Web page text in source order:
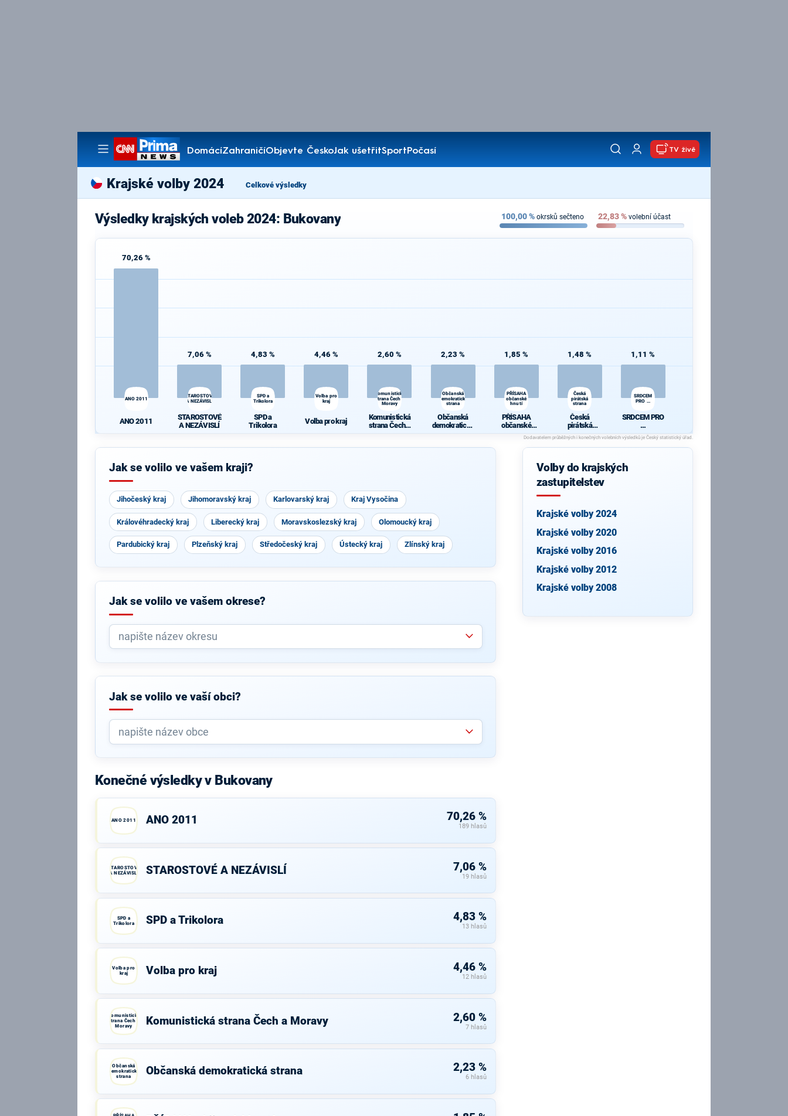
DomácíZahraničíObjevte ČeskoJak ušetřitSportPočasí
Pořady
TV živě
Krajské volby 2024 Celkové výsledky
Výsledky krajských voleb 2024: Bukovany 100,00% okrsků sečteno 22,83% volební účast
70,26 %
ANO 2011
ANO 2011
7,06 %
STAROSTOVÉ
A NEZÁVISLÍ
STAROSTOVÉ
A NEZÁVISLÍ
4,83 %
SPD a
Trikolora
SPD a
Trikolora
4,46 %
Volba pro
kraj
Volba pro kraj
2,60 %
Komunistická
strana Čech a
Moravy
Komunistická
strana Čech a
2,23 %
Občanská
demokratická
strana
Občanská
demokratická
strana
1,85 %
PŘÍSAHA
občanské
hnutí
PŘÍSAHA
občanské
hnutí
1,48 %
Česká
pirátská
strana
Česká
pirátská
strana
1,11 %
SRDCEM
PRO ...
SRDCEM PRO
...
Jak se volilo ve vašem kraji?
Jihočeský kraj Jihomoravský kraj Karlovarský kraj Kraj Vysočina
Královéhradecký kraj Liberecký kraj Moravskoslezský kraj Olomoucký kraj
Pardubický kraj Plzeňský kraj Středočeský kraj Ústecký kraj Zlínský kraj
Jak se volilo ve vašem okrese?
Jak se volilo ve vaší obci?
Konečné výsledky v Bukovany
ANO 2011 ANO 2011 70,26 %
189 hlasů
STAROSTOVÉ
A NEZÁVISLÍ
STAROSTOVÉ A NEZÁVISLÍ 7,06 %
19 hlasů
SPD a
Trikolora
SPD a Trikolora 4,83 %
13 hlasů
Volba pro
kraj
Volba pro kraj 4,46 %
12 hlasů
Komunistická
strana Čech a
Moravy
Komunistická strana Čech a Moravy 2,60 %
7 hlasů
Občanská
demokratická
strana
Občanská demokratická strana 2,23 %
6 hlasů
Volby do krajských
zastupitelstev
Krajské volby 2024
Krajské volby 2020
Krajské volby 2016
Krajské volby 2012
Krajské volby 2008